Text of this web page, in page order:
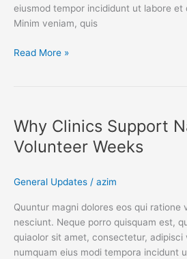
eiusmod tempor incididunt ut labore et
Minim veniam, quis
Read More »
Why Clinics Support
Volunteer Weeks
General Updates / azim
Quuntur magni dolores eos qui ratione
nesciunt. Neque porro quisquam est,
quiaolor sit amet, consectetur, adipisci
numquam eius modi tempora incidunt
Support
National
Volunteer